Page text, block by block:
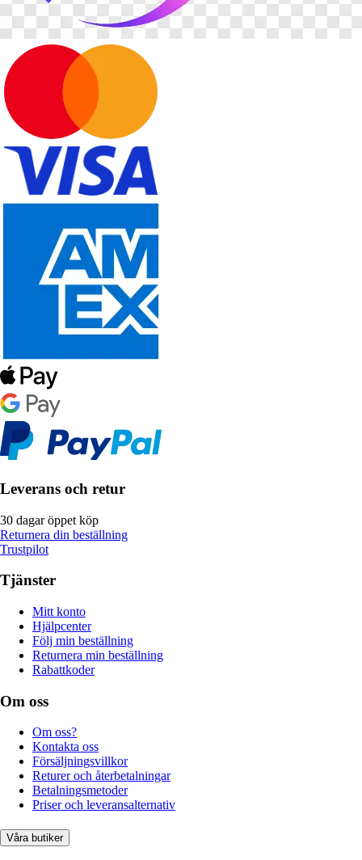
Leverans och retur
30 dagar öppet köp
Returnera din beställning
Trustpilot
Tjänster
Mitt konto
Hjälpcenter
Följ min beställning
Returnera min beställning
Rabattkoder
Om oss
Om oss?
Kontakta oss
Försäljningsvillkor
Returer och återbetalningar
Betalningsmetoder
Priser och leveransalternativ
Våra butiker